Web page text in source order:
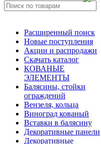
Расширенный поиск
Новые поступления
Акции и распродажи
Скачать каталог
КОВАНЫЕ
ЭЛЕМЕНТЫ
Балясины, стойки
ограждений
Вензеля, кольца
Виноград кованый
Вставки в балясину
Декоративные панели
Декоративные